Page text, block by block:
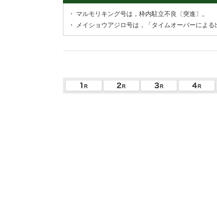
・ マルモリキング号は，枠内駐立不良〔突進〕。
・
メイショウアジロ号は，「タイムオーバーによ